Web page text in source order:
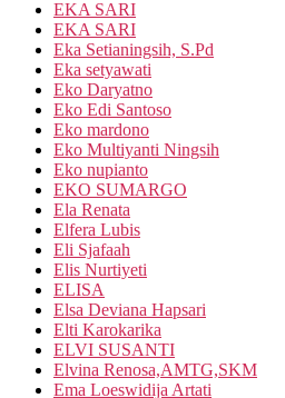
EKA SARI
EKA SARI
Eka Setianingsih, S.Pd
Eka setyawati
Eko Daryatno
Eko Edi Santoso
Eko mardono
Eko Multiyanti Ningsih
Eko nupianto
EKO SUMARGO
Ela Renata
Elfera Lubis
Eli Sjafaah
Elis Nurtiyeti
ELISA
Elsa Deviana Hapsari
Elti Karokarika
ELVI SUSANTI
Elvina Renosa,AMTG,SKM
Ema Loeswidija Artati